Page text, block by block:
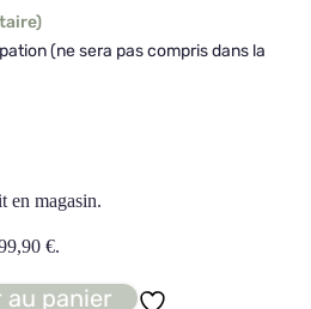
(ne sera pas compris dans la
en magasin.
€.
au panier